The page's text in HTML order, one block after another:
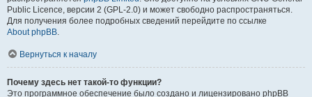
Public Licence, версии 2 (GPL-2.0) и может свободно распространяться.
Для получения более подробных сведений перейдите по ссылке
About phpBB.
Вернуться к началу
Почему здесь нет такой-то функции?
Это программное обеспечение было создано и лицензировано phpBB